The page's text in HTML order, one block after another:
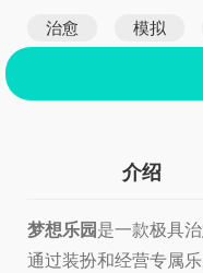
治愈 模拟
介绍
梦想乐园是一款极具
通过装扮和经营专属